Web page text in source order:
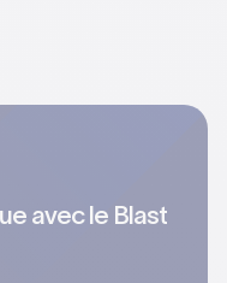
avec le Blast